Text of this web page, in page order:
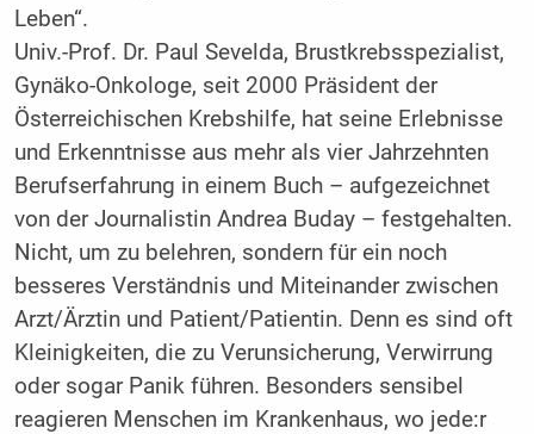
Leben“.
Univ.-Prof. Dr. Paul Sevelda, Brustkrebsspezialist,
Gynäko-Onkolo­ge, seit 2000 Präsident der
Österreichischen Krebshilfe, hat seine Erlebnisse
und Erkenntnisse aus mehr als vier Jahrzehnten
Berufs­erfahrung in einem Buch – aufgezeichnet
von der Journalistin An­drea Buday – festgehalten.
Nicht, um zu belehren, sondern für ein noch
besseres Verständnis und Miteinander zwischen
Arzt/Ärztin und Patient/Patientin. Denn es sind oft
Kleinigkeiten, die zu Verun­sicherung, Verwirrung
oder sogar Panik führen. Besonders sensibel
reagieren Menschen im Krankenhaus, wo jede:r